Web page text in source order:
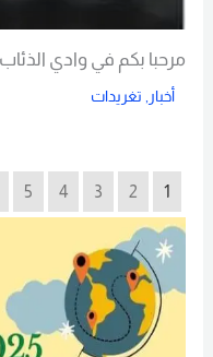
مرحبا بكم في وادي الذئاب
أخبار, تغريدات
1
2
3
4
5